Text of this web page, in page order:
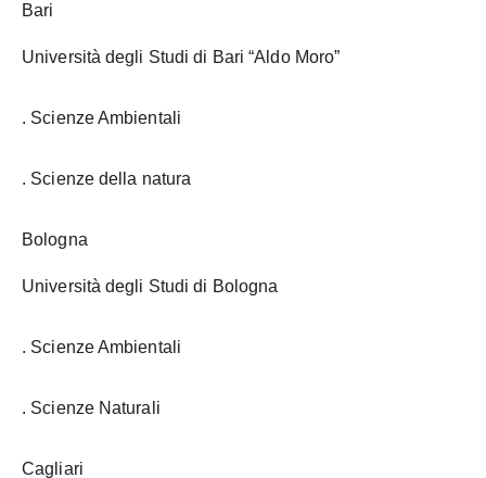
Bari
Università degli Studi di Bari “Aldo Moro”
. Scienze Ambientali
. Scienze della natura
Bologna
Università degli Studi di Bologna
. Scienze Ambientali
. Scienze Naturali
Cagliari